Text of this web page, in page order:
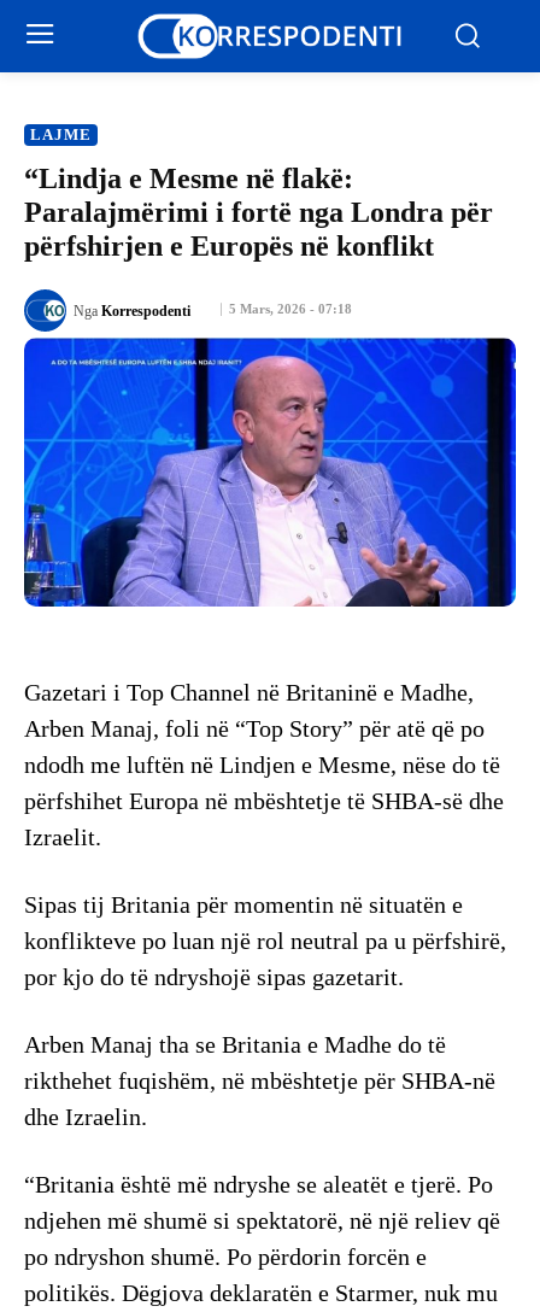
LAJME
“Lindja e Mesme në flakë:
Paralajmërimi i fortë nga Londra për
përfshirjen e Europës në konflikt
5 Mars, 2026 - 07:18
Nga Korrespodenti
Gazetari i Top Channel në Britaninë e Madhe,
Arben Manaj, foli në “Top Story” për atë që po
ndodh me luftën në Lindjen e Mesme, nëse do të
përfshihet Europa në mbështetje të SHBA-së dhe
Izraelit.
Sipas tij Britania për momentin në situatën e
konflikteve po luan një rol neutral pa u përfshirë,
por kjo do të ndryshojë sipas gazetarit.
Arben Manaj tha se Britania e Madhe do të
rikthehet fuqishëm, në mbështetje për SHBA-në
dhe Izraelin.
“Britania është më ndryshe se aleatët e tjerë. Po
ndjehen më shumë si spektatorë, në një reliev që
po ndryshon shumë. Po përdorin forcën e
politikës. Dëgjova deklaratën e Starmer, nuk mu